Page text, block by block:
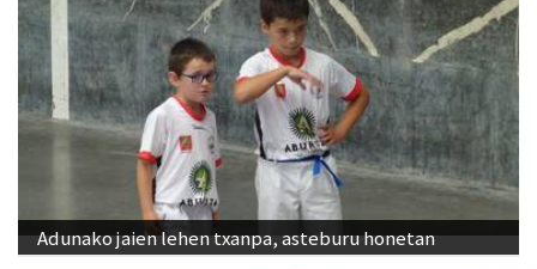
Adunako jaien lehen txanpa, asteburu honetan